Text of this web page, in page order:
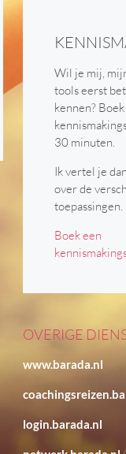
Wil je mij,
tools eerst
kennen?
30 minuten.
Ik vertel je
over de
toepassingen.
Boek een
OVERIGE
www.barada.nl
login.barada.nl